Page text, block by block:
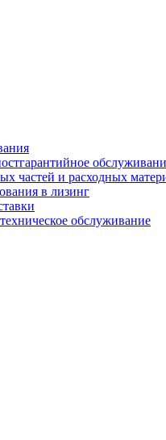
частей и расходных
в лизинг
обслуживание